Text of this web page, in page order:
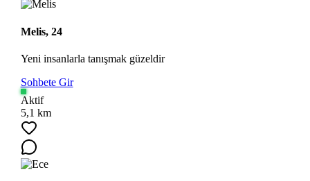
Melis, 24
Yeni insanlarla tanışmak güzeldir
Sohbete Gir
Aktif
5,1 km